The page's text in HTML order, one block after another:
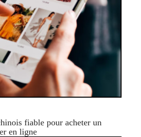
fiable pour acheter un
en ligne